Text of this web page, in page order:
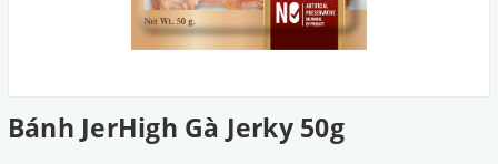
Bánh JerHigh Gà Jerky 50g